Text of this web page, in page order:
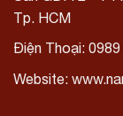
Tp. HCM
Điện Thoại:
Website: